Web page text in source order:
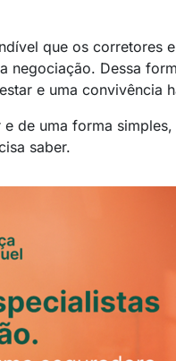
que os corretores
negociação. Dessa
e uma convivência
de uma forma
saber.